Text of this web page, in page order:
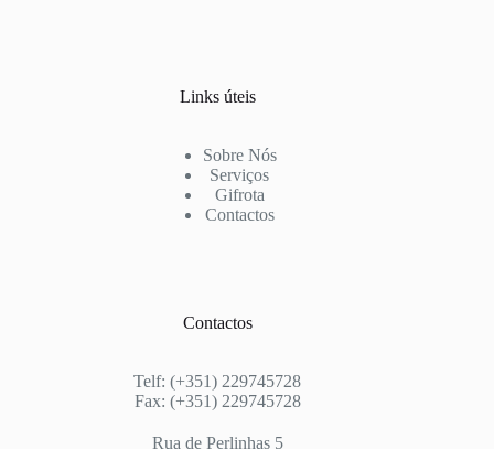
Links úteis
Sobre Nós
Serviços
Gifrota
Contactos
Contactos
Telf: (+351) 229745728
Fax: (+351) 229745728
Rua de Perlinhas 5